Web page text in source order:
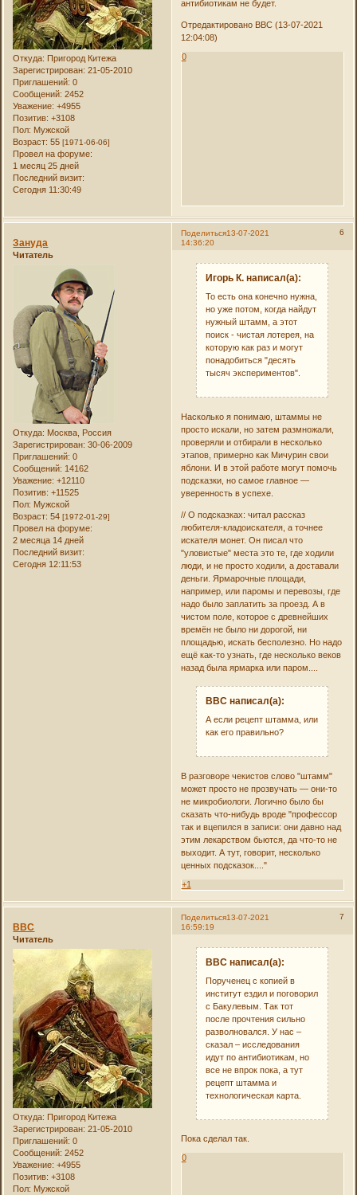
Откуда: Пригород Китежа
Зарегистрирован: 21-05-2010
Приглашений: 0
Сообщений: 2452
Уважение: +4955
Позитив: +3108
Пол: Мужской
Возраст: 55[1971-06-06]
Провел на форуме:
1 месяц 25 дней
Последний визит:
Сегодня 11:30:49
антибиотикам не будет.
Отредактировано ВВС (13-07-2021
12:04:08)
0
Поделиться 6
13-07-2021
14:36:20
Зануда
Читатель
Откуда: Москва, Россия
Зарегистрирован: 30-06-2009
Приглашений: 0
Сообщений: 14162
Уважение: +12110
Позитив: +11525
Пол: Мужской
Возраст: 54[1972-01-29]
Провел на форуме:
2 месяца 14 дней
Последний визит:
Сегодня 12:11:53
Игорь К. написал(а):
То есть она конечно нужна,
но уже потом, когда найдут
нужный штамм, а этот
поиск - чистая лотерея, на
которую как раз и могут
понадобиться "десять
тысяч экспериментов".
Насколько я понимаю, штаммы не
просто искали, но затем размножали,
проверяли и отбирали в несколько
этапов, примерно как Мичурин свои
яблони. И в этой работе могут помочь
подсказки, но самое главное —
уверенность в успехе.
// О подсказках: читал рассказ
любителя-кладоискателя, а точнее
искателя монет. Он писал что
"уловистые" места это те, где ходили
люди, и не просто ходили, а доставали
деньги. Ярмарочные площади,
например, или паромы и перевозы, где
надо было заплатить за проезд. А в
чистом поле, которое с древнейших
времён не было ни дорогой, ни
площадью, искать бесполезно. Но надо
ещё как-то узнать, где несколько веков
назад была ярмарка или паром....
ВВС написал(а):
А если рецепт штамма, или
как его правильно?
В разговоре чекистов слово "штамм"
может просто не прозвучать — они-то
не микробиологи. Логично было бы
сказать что-нибудь вроде "профессор
так и вцепился в записи: они давно над
этим лекарством бьются, да что-то не
выходит. А тут, говорит, несколько
ценных подсказок...."
+1
Поделиться 7
13-07-2021
16:59:19
ВВС
Читатель
Откуда: Пригород Китежа
Зарегистрирован: 21-05-2010
Приглашений: 0
Сообщений: 2452
Уважение: +4955
Позитив: +3108
Пол: Мужской
ВВС написал(а):
Порученец с копией в
институт ездил и поговорил
с Бакулевым. Так тот
после прочтения сильно
разволновался. У нас –
сказал – исследования
идут по антибиотикам, но
все не впрок пока, а тут
рецепт штамма и
технологическая карта.
Пока сделал так.
0